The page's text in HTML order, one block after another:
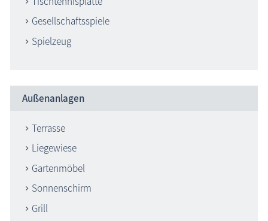
Gesellschaftsspiele
Spielzeug
Außenanlagen
Terrasse
Liegewiese
Gartenmöbel
Sonnenschirm
Grill